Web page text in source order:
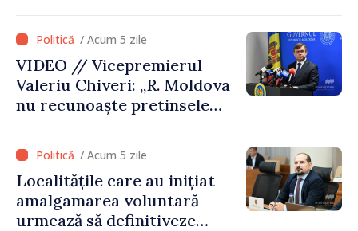
posibilul pentru a atenua
consecințele”
/ Acum 5 zile
VIDEO // Vicepremierul
Valeriu Chiveri: „R. Moldova
nu recunoaște pretinsele
de structurile de la Tiraspol
în raioanele de est”
/ Acum 5 zile
Localitățile care au inițiat
amalgamarea voluntară
urmează să definitiveze